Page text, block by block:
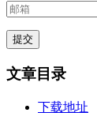
文章目录
下载地址